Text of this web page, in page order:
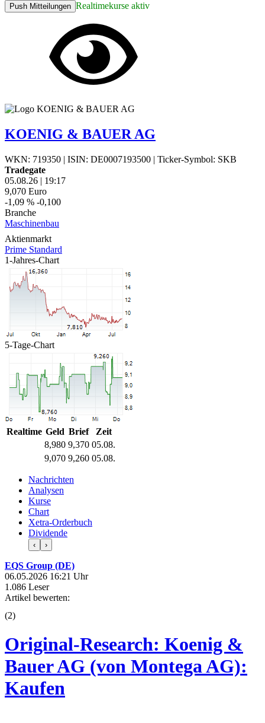
Push Mitteilungen Realtimekurse aktiv
KOENIG & BAUER AG
WKN: 719350 | ISIN: DE0007193500 | Ticker-Symbol: SKB
Tradegate
05.08.26 | 19:17
9,070 Euro
-1,09 % -0,100
Branche
Maschinenbau
Aktienmarkt
Prime Standard
1-Jahres-Chart
5-Tage-Chart
Realtime Geld Brief
Zeit
8,980 9,370 05.08.
9,070 9,260 05.08.
Nachrichten
Analysen
Kurse
Chart
Xetra-Orderbuch
Dividende
‹ ›
EQS Group (DE)
06.05.2026 16:21 Uhr
1.086 Leser
Artikel bewerten:
(2)
Original-Research: Koenig &
Bauer AG (von Montega AG):
Kaufen